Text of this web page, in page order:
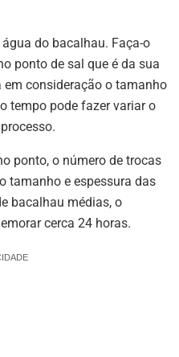
do bacalhau. Faça-o
ponto de sal que é da sua
em consideração o tamanho
tempo pode fazer variar o
ponto, o número de trocas
tamanho e espessura das
bacalhau médias, o
cerca 24 horas.